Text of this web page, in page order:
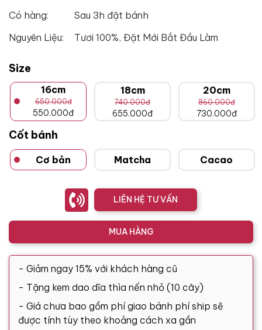
Có hàng:
Sau 3h đặt bánh
Nguyên Liệu:
Tươi 100%, Đặt Mới Bắt Đầu Làm
Size
16cm
650.000đ
550.000đ
18cm
740.000đ
655.000đ
20cm
860.000đ
730.000đ
Cốt bánh
Cơ bản Matcha Cacao
LIÊN HỆ TƯ VẤN
MUA HÀNG
- Giảm ngay 15% với khách hàng cũ
- Tặng kem dao dĩa thìa nến nhỏ (10 cây)
- Giá chưa bao gồm phí giao bánh phí ship sẽ
được tính tùy theo khoảng cách xa gần